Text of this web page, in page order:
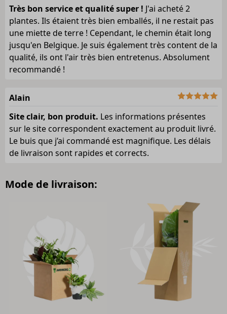
Très bon service et qualité super ! J'ai acheté 2
plantes. Ils étaient très bien emballés, il ne restait pas
une miette de terre ! Cependant, le chemin était long
jusqu'en Belgique. Je suis également très content de la
qualité, ils ont l'air très bien entretenus. Absolument
recommandé !
Alain
Site clair, bon produit. Les informations présentes
sur le site correspondent exactement au produit livré.
Le buis que j’ai commandé est magnifique. Les délais
de livraison sont rapides et corrects.
Mode de livraison: